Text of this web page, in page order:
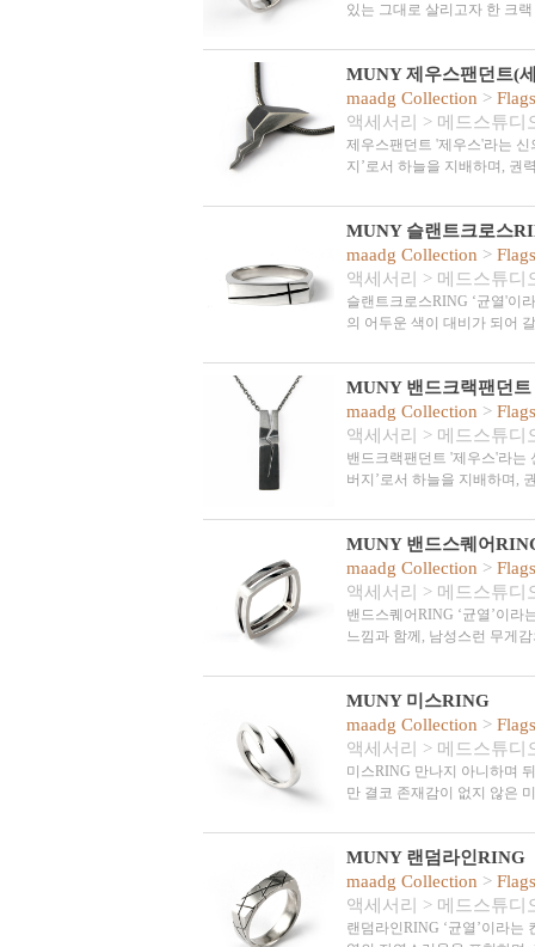
있는 그대로 살리고자 한 크
MUNY 제우스팬던트(
maadg Collection >
액세서리
> 메드스튜디
제우스팬던트 '제우스'라는
지’로서 하늘을 지배하며, 권
MUNY 슬랜트크로스
maadg Collection >
액세서리
> 메드스튜디
슬랜트크로스RING ‘균열'이
의 어두운 색이 대비가 되어
MUNY 밴드크랙팬던트
maadg Collection >
액세서리
> 메드스튜디
밴드크랙팬던트 '제우스'라는
버지’로서 하늘을 지배하며,
MUNY 밴드스퀘어
maadg Collection >
액세서리
> 메드스튜디
밴드스퀘어RING ‘균열’이
느낌과 함께, 남성스런 무게
MUNY 미스RING
maadg Collection >
액세서리
> 메드스튜디
미스RING 만나지 아니하며
만 결코 존재감이 없지 않은
MUNY 랜덤라인RING
maadg Collection >
액세서리
> 메드스튜디
랜덤라인RING ‘균열’이라는